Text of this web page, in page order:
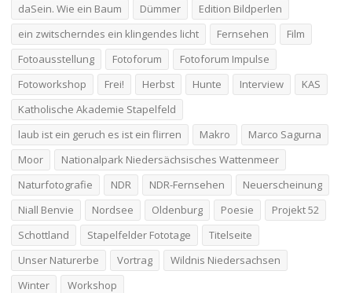
daSein. Wie ein Baum
Dümmer
Edition Bildperlen
ein zwitscherndes ein klingendes licht
Fernsehen
Film
Fotoausstellung
Fotoforum
Fotoforum Impulse
Fotoworkshop
Frei! Herbst Hunte Interview
KAS
Katholische Akademie Stapelfeld
laub ist ein geruch es ist ein flirren
Makro
Marco Sagurna
Moor
Nationalpark Niedersächsisches Wattenmeer
Naturfotografie
NDR NDR-Fernsehen
Neuerscheinung
Niall Benvie
Nordsee Oldenburg Poesie
Projekt 52
Schottland
Stapelfelder Fototage
Titelseite
Unser Naturerbe
Vortrag
Wildnis Niedersachsen
Winter
Workshop